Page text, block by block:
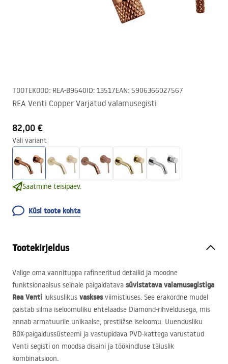
TOOTEKOOD: REA-B9640ID: 13517EAN: 5906366027567
REA Venti Copper Varjatud valamusegisti
82,00 €
Vali variant
Saatmine teisipäev.
Küsi toote kohta
Tootekirjeldus
Valige oma vannituppa rafineeritud detailid ja moodne
funktsionaalsus seinale paigaldatava süvistatava valamusegistiga
Rea Venti luksuslikus vasksesviimistluses. See erakordne mudel
paistab silma iseloomuliku ehtelaadse Diamond-rihveldusega, mis
annab armatuurile unikaalse, prestiižse iseloomu. Uuendusliku
BOX-paigaldussüsteemi ja vastupidava PVD-kattega varustatud
Venti segisti on moodsa disaini ja töökindluse täiuslik
kombinatsioon.